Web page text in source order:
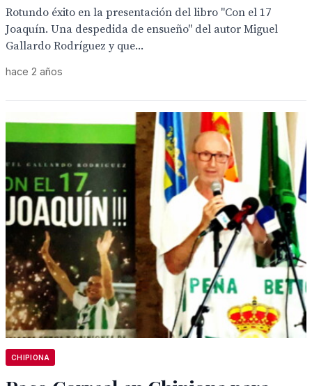
Rotundo éxito en la presentación del libro "Con el 17
Joaquín. Una despedida de ensueño" del autor Miguel
Gallardo Rodríguez y que...
hace 2 años
CHIPIONA